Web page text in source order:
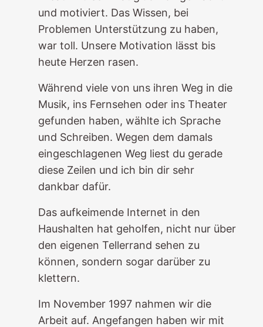
und motiviert. Das Wissen, bei
Problemen Unterstützung zu haben,
war toll. Unsere Motivation lässt bis
heute Herzen rasen.
Während viele von uns ihren Weg in die
Musik, ins Fernsehen oder ins Theater
gefunden haben, wählte ich Sprache
und Schreiben. Wegen dem damals
eingeschlagenen Weg liest du gerade
diese Zeilen und ich bin dir sehr
dankbar dafür.
Das aufkeimende Internet in den
Haushalten hat geholfen, nicht nur über
den eigenen Tellerrand sehen zu
können, sondern sogar darüber zu
klettern.
Im November 1997 nahmen wir die
Arbeit auf. Angefangen haben wir mit